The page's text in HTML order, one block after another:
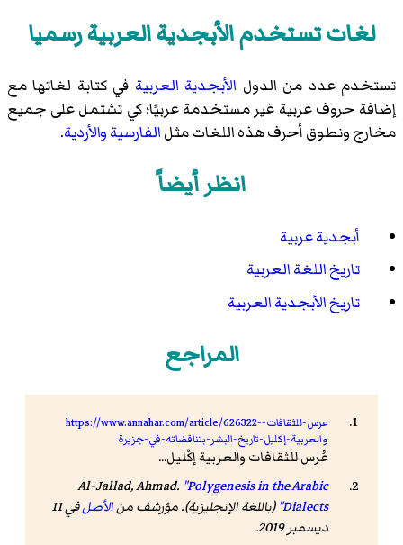
لغات تستخدم الأبجدية العربية رسميا
تستخدم عدد من الدول الأبجدية العربية في كتابة لغاتها مع
إضافة حروف عربية غير مستخدمة عربيًا؛ كي تشتمل على جميع
مخارج ونطوق أحرف هذه اللغات مثلالفارسيةوالأردية.
انظر أيضاً
أبجدية عربية
تاريخ اللغة العربية
تاريخ الأبجدية العربية
المراجع
https://www.annahar.com/article/626322-عرس-للثقافات-
والعربية-إكليل-تاريخ-البشر-بتناقضاته-في-جزيرة
عُرس للثقافات والعربية إكْليل...
Al-Jallad, Ahmad. "Polygenesis in the Arabic
Dialects" (باللغة الإنجليزية). مؤرشف منالأصل
في 11
ديسمبر 2019.